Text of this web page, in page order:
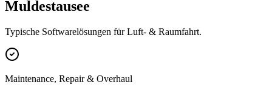
Muldestausee
Typische Softwarelösungen für Luft- & Raumfahrt.
Maintenance, Repair & Overhaul